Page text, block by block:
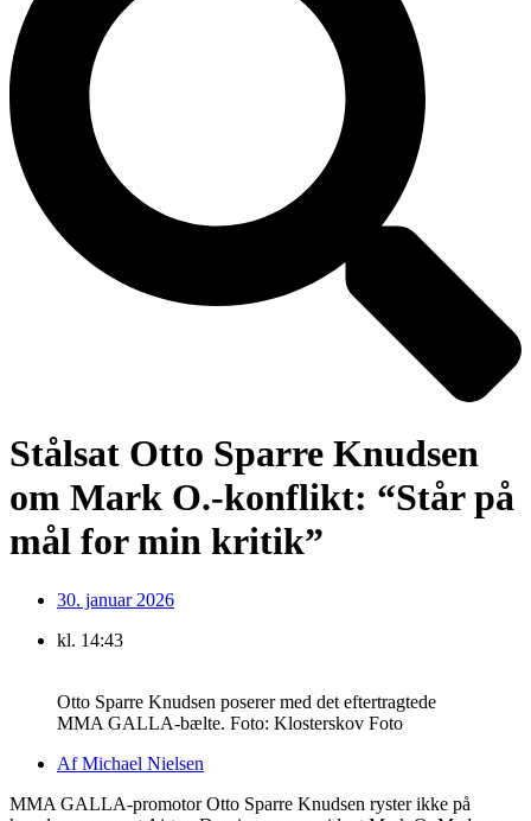
Stålsat Otto Sparre Knudsen
om Mark O.-konflikt: “Står på
mål for min kritik”
30. januar 2026
kl. 14:43
Otto Sparre Knudsen poserer med det eftertragtede
MMA GALLA-bælte. Foto: Klosterskov Foto
AfMichael Nielsen
MMA GALLA-promotor Otto Sparre Knudsen ryster ikke på